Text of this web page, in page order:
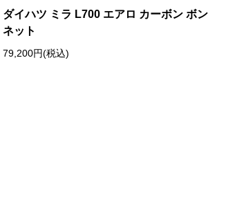
ダイハツ ミラ L700 エアロ カーボン ボン
ネット
79,200円(税込)